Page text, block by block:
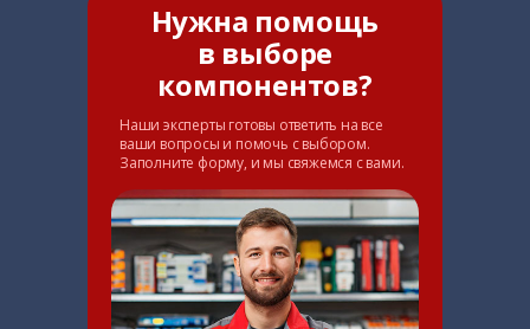
Нужна помощь
в выборе
компонентов?
Наши эксперты готовы ответить на все
ваши вопросы и помочь с выбором.
Заполните форму, и мы свяжемся с вами.